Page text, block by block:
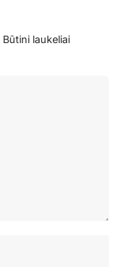
Būtini laukeliai